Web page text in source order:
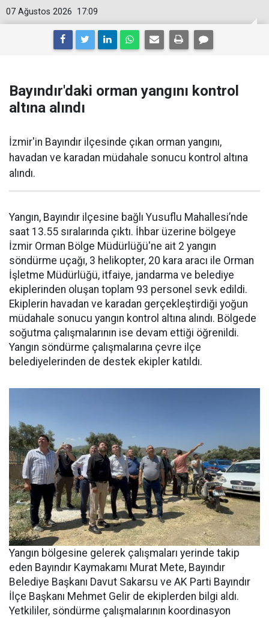
17:09
07 Ağustos 2026
Bayındır'daki orman yangını kontrol
altına alındı
İzmir'in Bayındır ilçesinde çıkan orman yangını,
havadan ve karadan müdahale sonucu kontrol altına
alındı.
Yangın, Bayındır ilçesine bağlı Yusuflu Mahallesi’nde
saat 13.55 sıralarında çıktı. İhbar üzerine bölgeye
İzmir Orman Bölge Müdürlüğü'ne ait 2 yangın
söndürme uçağı, 3 helikopter, 20 kara aracı ile Orman
İşletme Müdürlüğü, itfaiye, jandarma ve belediye
ekiplerinden oluşan toplam 93 personel sevk edildi.
Ekiplerin havadan ve karadan gerçekleştirdiği yoğun
müdahale sonucu yangın kontrol altına alındı. Bölgede
soğutma çalışmalarının ise devam ettiği öğrenildi.
Yangın söndürme çalışmalarına çevre ilçe
belediyelerinden de destek ekipler katıldı.
Yangın bölgesine gelerek çalışmaları yerinde takip
eden Bayındır Kaymakamı Murat Mete, Bayındır
Belediye Başkanı Davut Sakarsu ve AK Parti Bayındır
İlçe Başkanı Mehmet Gelir de ekiplerden bilgi aldı.
Yetkililer, söndürme çalışmalarının koordinasyon